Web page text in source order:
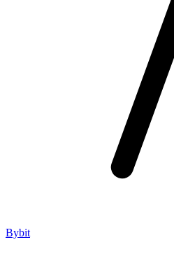
Bybit